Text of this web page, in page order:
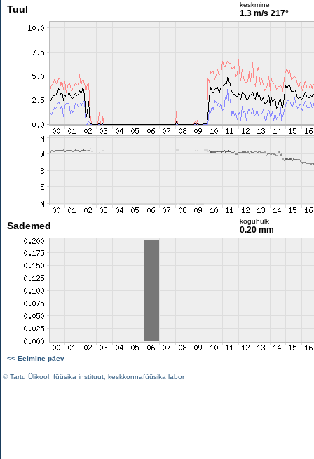
Tuul keskmine
1.3 m/s 217°
Sademed koguhulk
0.20 mm
<< Eelmine päev
©Tartu Ülikool füüsika instituut keskkonnafüüsika labor